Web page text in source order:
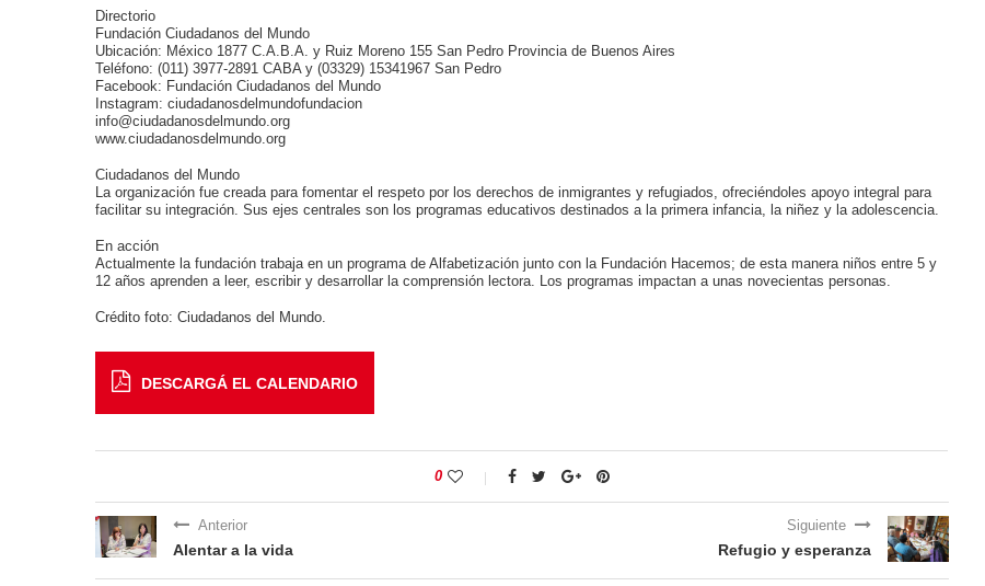
Directorio
Fundación Ciudadanos del Mundo
Ubicación: México 1877 C.A.B.A. y Ruiz Moreno 155 San Pedro Provincia de Buenos Aires
Teléfono: (011) 3977-2891 CABA y (03329) 15341967 San Pedro
Facebook: Fundación Ciudadanos del Mundo
Instagram: ciudadanosdelmundofundacion
info@ciudadanosdelmundo.org
www.ciudadanosdelmundo.org
Ciudadanos del Mundo
La organización fue creada para fomentar el respeto por los derechos de inmigrantes y refugiados, ofreciéndoles apoyo integral para
facilitar su integración. Sus ejes centrales son los programas educativos destinados a la primera infancia, la niñez y la adolescencia.
En acción
Actualmente la fundación trabaja en un programa de Alfabetización junto con la Fundación Hacemos; de esta manera niños entre 5 y
12 años aprenden a leer, escribir y desarrollar la comprensión lectora. Los programas impactan a unas novecientas personas.
Crédito foto: Ciudadanos del Mundo.
DESCARGÁ EL CALENDARIO
0
Anterior
Alentar a la vida
Siguiente
Refugio y esperanza